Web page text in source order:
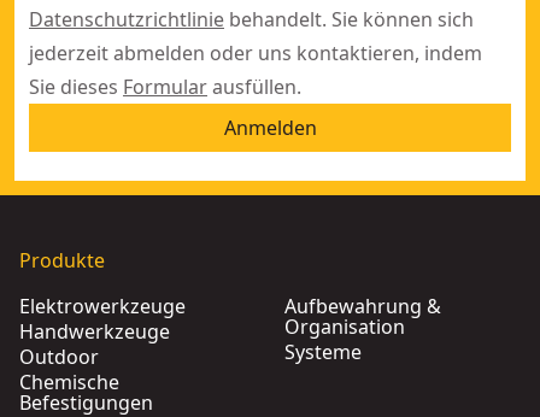
Datenschutzrichtlinie behandelt. Sie können sich
jederzeit abmelden oder uns kontaktieren, indem
Sie dieses Formularausfüllen.
Anmelden
Produkte
Elektrowerkzeuge
Handwerkzeuge
Outdoor
Chemische
Befestigungen
Aufbewahrung &
Organisation
Systeme